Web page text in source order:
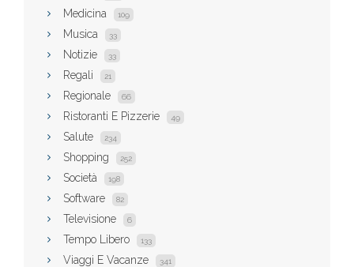
Medicina 109
Musica 33
Notizie 33
Regali 21
Regionale 66
Ristoranti E Pizzerie 49
Salute 234
Shopping 252
Società 198
Software 82
Televisione 6
Tempo Libero 133
Viaggi E Vacanze 341